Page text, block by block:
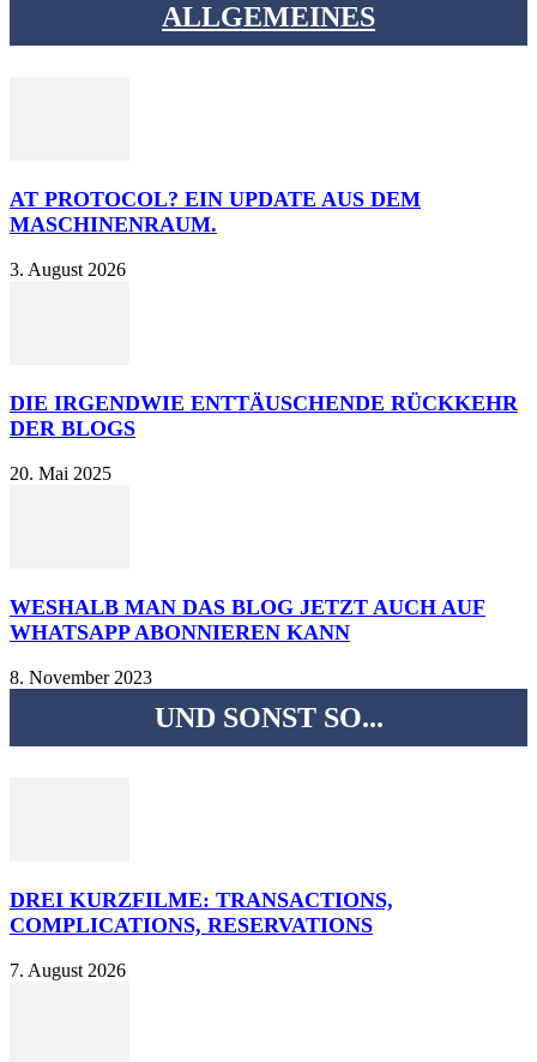
ALLGEMEINES
AT PROTOCOL? EIN UPDATE AUS DEM
MASCHINENRAUM.
3. August 2026
DIE IRGENDWIE ENTTÄUSCHENDE RÜCKKEHR
DER BLOGS
20. Mai 2025
WESHALB MAN DAS BLOG JETZT AUCH AUF
WHATSAPP ABONNIEREN KANN
8. November 2023
UND SONST SO...
DREI KURZFILME: TRANSACTIONS,
COMPLICATIONS, RESERVATIONS
7. August 2026